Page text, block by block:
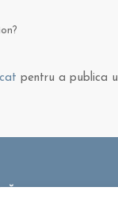
pentru a publica
ȘI ARTICOLE